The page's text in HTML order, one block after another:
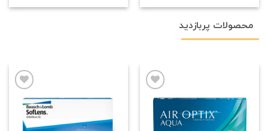
محصولات پربازدید
مندی
علاقه
مندی